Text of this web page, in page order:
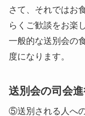
さて、それではお
らくご歓談をお楽
一般的な送別会の
度になります。
送別会の司会
⑤送別される人へ